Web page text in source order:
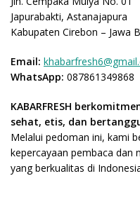
Japurabakti, Astanajapura
Kabupaten Cirebon – Jawa
Email:
WhatsApp: 087861349868
KABARFRESH
sehat, etis, dan
Melalui pedoman ini, kami
kepercayaan pembaca
yang berkualitas di